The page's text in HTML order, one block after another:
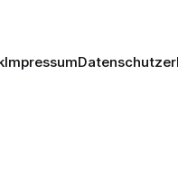
Impressum